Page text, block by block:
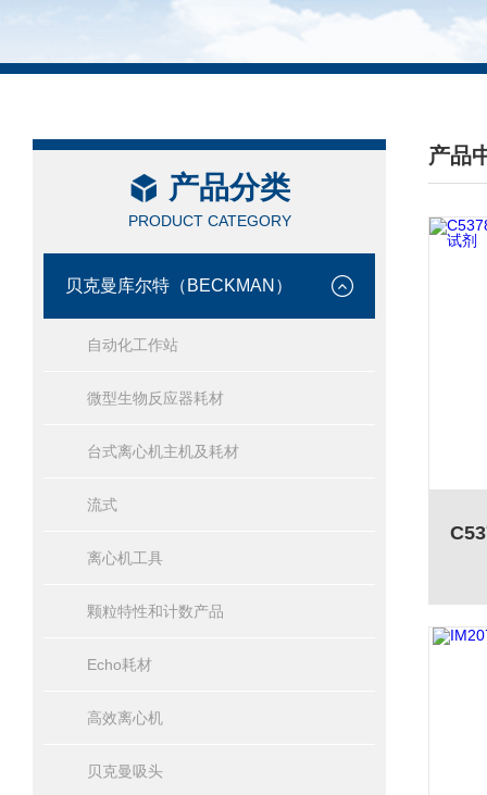
产品分类
PRODUCT CATEGORY
贝克曼库尔特（BECKMAN）
自动化工作站
微型生物反应器耗材
台式离心机主机及耗材
流式
离心机工具
颗粒特性和计数产品
Echo耗材
高效离心机
贝克曼吸头
产品
/